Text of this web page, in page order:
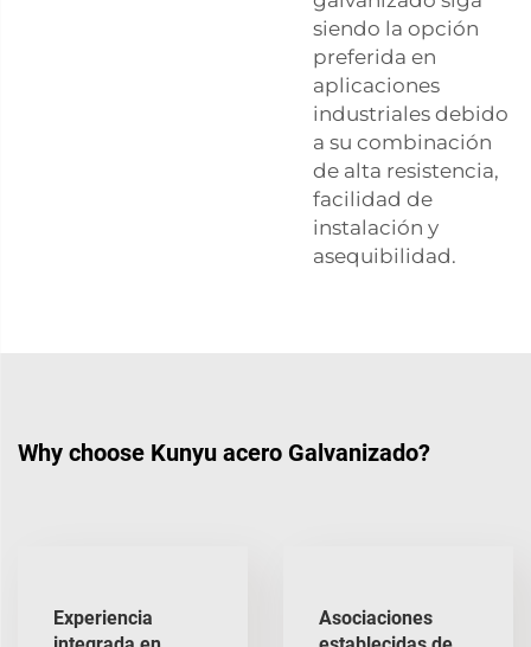
siendo la opción
preferida en
aplicaciones
industriales debido
a su combinación
de alta resistencia,
facilidad de
instalación y
asequibilidad.
Why choose Kunyu acero Galvanizado?
Experiencia
Asociaciones